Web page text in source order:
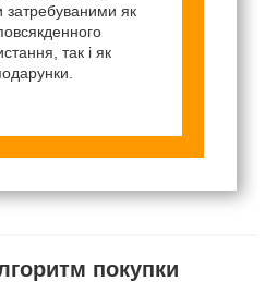
затребуваними як
так і як
покупки